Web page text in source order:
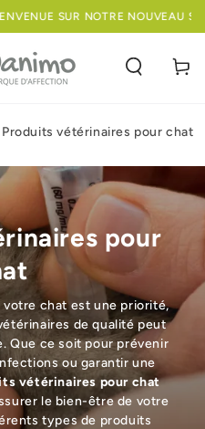
NOUVEAU SITE !
Panier
Produits vétérinaires pour chat
pour
votre chat est une priorité,
de qualité peut
Que ce soit pour prévenir
ou garantir une
vétérinaires pour chat
le bien-être de votre
types de produits